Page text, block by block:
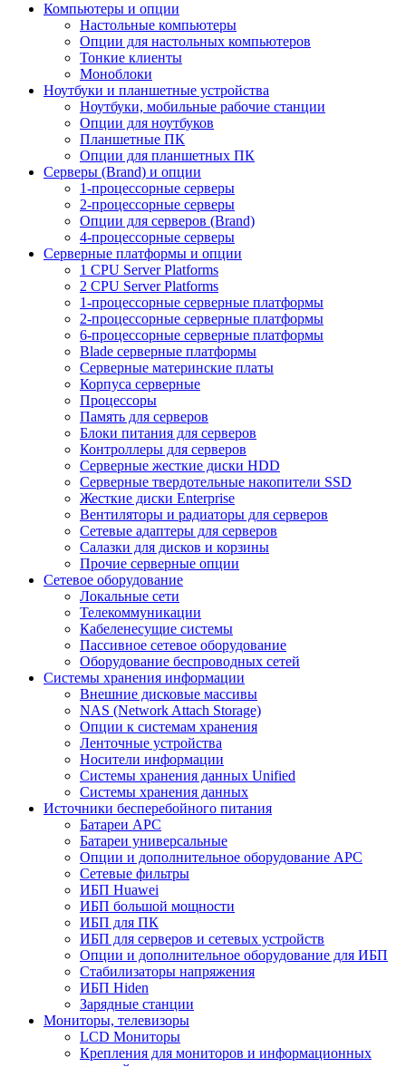
Компьютеры и опции
Настольные компьютеры
Опции для настольных компьютеров
Тонкие клиенты
Моноблоки
Ноутбуки и планшетные устройства
Ноутбуки, мобильные рабочие станции
Опции для ноутбуков
Планшетные ПК
Опции для планшетных ПК
Серверы (Brand) и опции
1-процессорные серверы
2-процессорные серверы
Опции для серверов (Brand)
4-процессорные серверы
Серверные платформы и опции
1 CPU Server Platforms
2 CPU Server Platforms
1-процессорные серверные платформы
2-процессорные серверные платформы
6-процессорные серверные платформы
Blade серверные платформы
Серверные материнские платы
Корпуса серверные
Процессоры
Память для серверов
Блоки питания для серверов
Контроллеры для серверов
Серверные жесткие диски HDD
Серверные твердотельные накопители SSD
Жесткие диски Enterprise
Вентиляторы и радиаторы для серверов
Сетевые адаптеры для серверов
Салазки для дисков и корзины
Прочие серверные опции
Сетевое оборудование
Локальные сети
Телекоммуникации
Кабеленесущие системы
Пассивное сетевое оборудование
Оборудование беспроводных сетей
Системы хранения информации
Внешние дисковые массивы
NAS (Network Attach Storage)
Опции к системам хранения
Ленточные устройства
Носители информации
Системы хранения данных Unified
Системы хранения данных
Источники бесперебойного питания
Батареи APC
Батареи универсальные
Опции и дополнительное оборудование АРС
Сетевые фильтры
ИБП Huawei
ИБП большой мощности
ИБП для ПК
ИБП для серверов и сетевых устройств
Опции и дополнительное оборудование для ИБП
Стабилизаторы напряжения
ИБП Hiden
Зарядные станции
Мониторы, телевизоры
LCD Мониторы
Крепления для мониторов и информационных